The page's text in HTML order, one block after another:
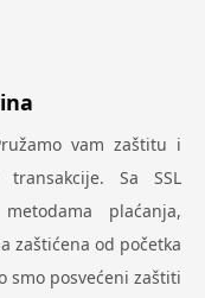
vam zaštitu i
Sa SSL
plaćanja,
zaštićena od početka
smo posvećeni zaštiti